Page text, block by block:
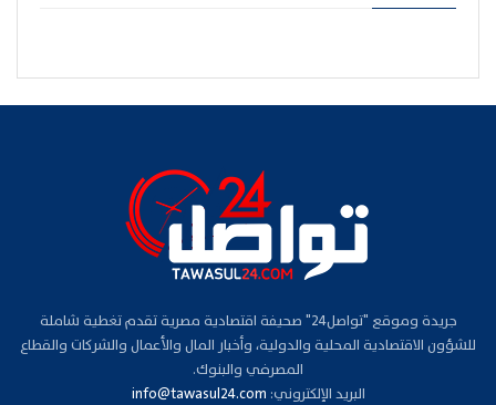
جريدة وموقع "تواصل24" صحيفة اقتصادية مصرية تقدم تغطية شاملة
للشؤون الاقتصادية المحلية والدولية، وأخبار المال والأعمال والشركات والقطاع
المصرفي والبنوك.
البريد الإلكتروني: info@tawasul24.com